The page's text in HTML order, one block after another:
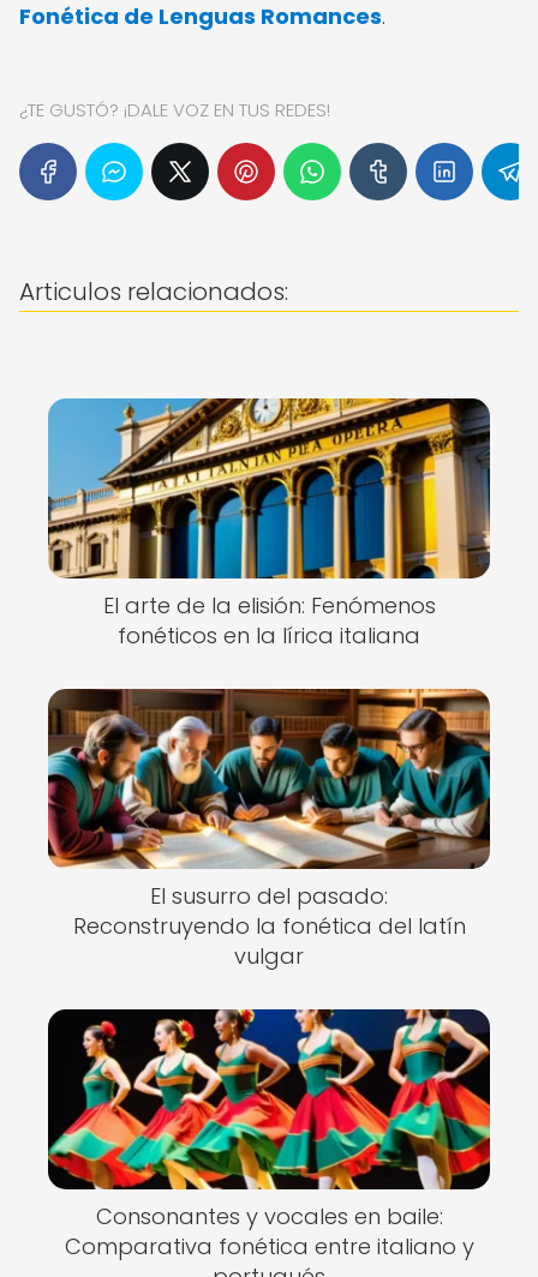
Fonética de Lenguas Romances.
¿TE GUSTÓ? ¡DALE VOZ EN TUS REDES!
Articulos relacionados:
El arte de la elisión: Fenómenos
fonéticos en la lírica italiana
El susurro del pasado:
Reconstruyendo la fonética del latín
vulgar
Consonantes y vocales en baile:
Comparativa fonética entre italiano y